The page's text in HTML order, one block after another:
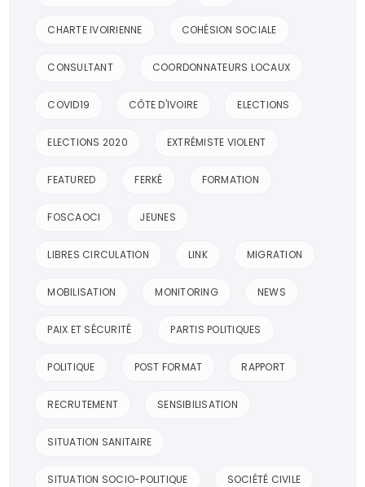
CHARTE IVOIRIENNE COHÉSION SOCIALE
CONSULTANT COORDONNATEURS LOCAUX
COVID19 CÔTE D'IVOIRE ELECTIONS
ELECTIONS 2020 EXTRÉMISTE VIOLENT
FEATURED FERKÉ FORMATION
FOSCAOCI JEUNES
LIBRES CIRCULATION LINK MIGRATION
MOBILISATION MONITORING NEWS
PAIX ET SÉCURITÉ PARTIS POLITIQUES
POLITIQUE POST FORMAT RAPPORT
RECRUTEMENT SENSIBILISATION
SITUATION SANITAIRE
SITUATION SOCIO-POLITIQUE SOCIÉTÉ CIVILE